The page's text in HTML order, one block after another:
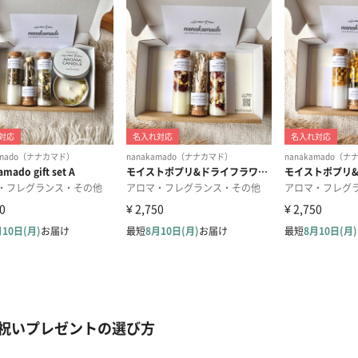
いプレゼントの選び方